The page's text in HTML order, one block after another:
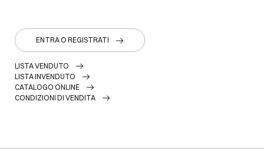
ENTRA O REGISTRATI
LISTA VENDUTO
LISTA INVENDUTO
CATALOGO ONLINE
CONDIZIONI DI VENDITA